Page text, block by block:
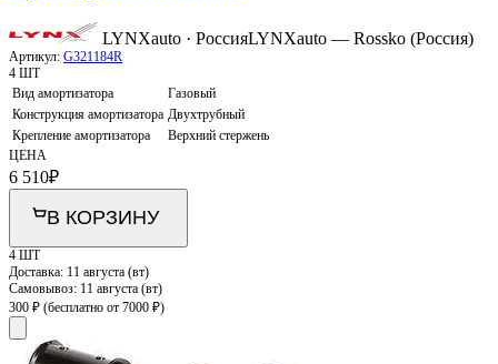
LYNXauto · РоссияLYNXauto — Rossko (Россия)
Артикул: G321184R
4 ШТ
Вид амортизатора
Газовый
Конструкция амортизатора Двухтрубный
Крепление амортизатора
Верхний стержень
ЦЕНА
6 510₽
В КОРЗИНУ
4 ШТ
Доставка: 11 августа (вт)
Самовывоз: 11 августа (вт)
300 ₽ (бесплатно от 7000 ₽)